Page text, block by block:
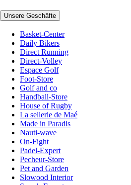
Unsere Geschäfte
Basket-Center
Daily Bikers
Direct Running
Direct-Volley
Espace Golf
Foot-Store
Golf and co
Handball-Store
House of Rugby
La sellerie de Maé
Made in Paradis
Nauti-wave
On-Fight
Padel-Expert
Pecheur-Store
Pet and Garden
Slowood Interior